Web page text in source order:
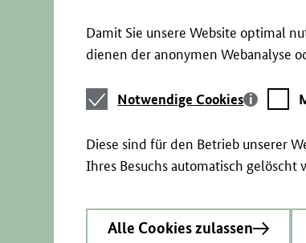
Damit Sie unsere Website optimal
dienen der anonymen Webanalyse
Notwendige
Cookies
Notwendige Cookies
Diese sind für den Betrieb unserer
Ihres Besuchs automatisch gelöscht
Alle Cookies zulassen